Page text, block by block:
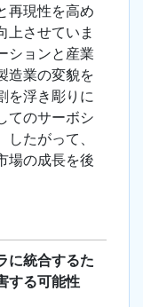
再現性を高め
上させていま
ションと産業
造業の変貌を
を浮き彫りに
てのサーボシ
たがって、
場の成長を後
に統合するた
する可能性